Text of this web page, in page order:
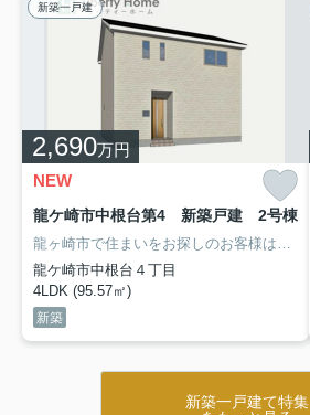
新築一戸建
2,690万円
NEW
龍ケ崎市中根台第4 新築戸建 2号棟
龍ヶ崎市で住まいをお探しのお客様は是非「リバティーホーム」へ
龍ケ崎市中根台４丁目
4LDK (95.57㎡)
新築
新築一戸建て特集